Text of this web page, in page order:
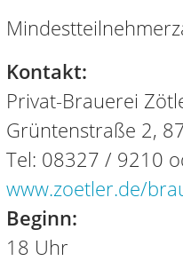
Kontakt:
Privat-Brauerei
Grüntenstraße 2,
Tel: 08327 / 9210
www.zoetler.de/
Beginn:
18 Uhr